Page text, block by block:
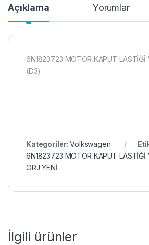
Açıklama Yorumlar
6N1823723 MOTOR KAPUT LASTİĞİ
(D3)
Kategoriler:Volkswagen
6N1823723 MOTOR KAPUT LASTİĞİ
ORJ YENİ
İlgili ürünler